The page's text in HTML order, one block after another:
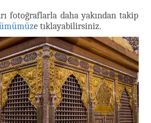
fotoğraflarla daha yakından takip
e tıklayabilirsiniz.